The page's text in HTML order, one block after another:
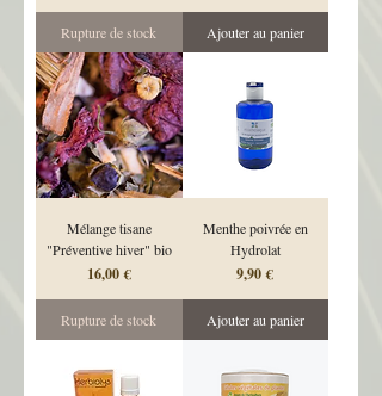
Rupture de stock Ajouter au panier
Mélange tisane
"Préventive hiver" bio
Prix
16,00 €
Rupture de stock
Menthe poivrée en
Hydrolat
Prix
9,90 €
Ajouter au panier